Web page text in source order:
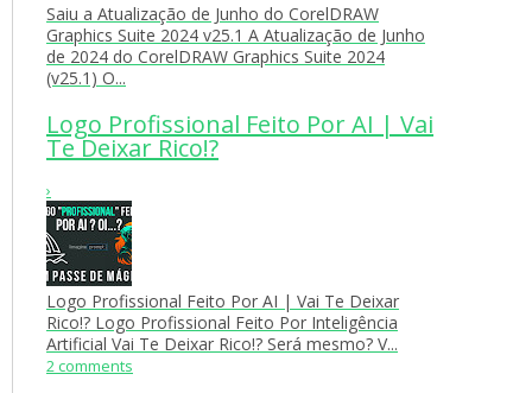
Saiu a Atualização de Junho do CorelDRAW
Graphics Suite 2024 v25.1 A Atualização de Junho
de 2024 do CorelDRAW Graphics Suite 2024
(v25.1) O...
Logo Profissional Feito Por AI | Vai
Te Deixar Rico!?
›
Logo Profissional Feito Por AI | Vai Te Deixar
Rico!? Logo Profissional Feito Por Inteligência
Artificial Vai Te Deixar Rico!? Será mesmo? V...
2 comments